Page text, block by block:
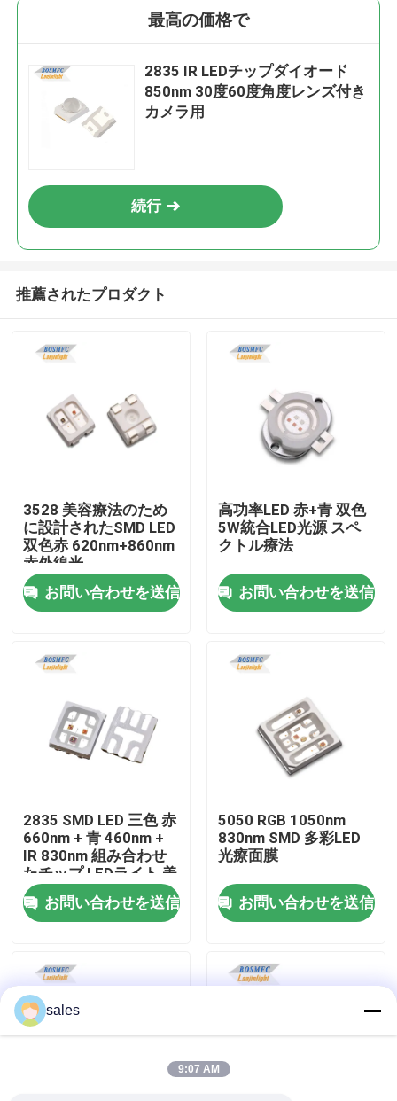
ホーム
ビデオ
VRショー
企業情報
会社案内
品質管理
お問い合わせ
ニュース
最高の価格で
2835 IR LEDチップダイオード
850nm 30度60度角度レンズ付き
カメラ用
続行
推薦されたプロダクト
3528 美容療法のため
に設計されたSMD LED
双色赤 620nm+860nm
赤外線光
お問い合わせを送信
高功率LED 赤+青 双色
5W統合LED光源 スペ
クトル療法
お問い合わせを送信
2835 SMD LED 三色 赤
660nm + 青 460nm +
IR 830nm 組み合わせ
たチップ LEDライト 美
容療法 顔光
お問い合わせを送信
5050 RGB 1050nm
830nm SMD 多彩LED
光療面膜
お問い合わせを送信
sales
9:07 AM